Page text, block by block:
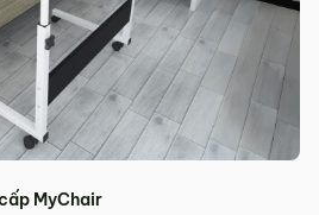
MyChair